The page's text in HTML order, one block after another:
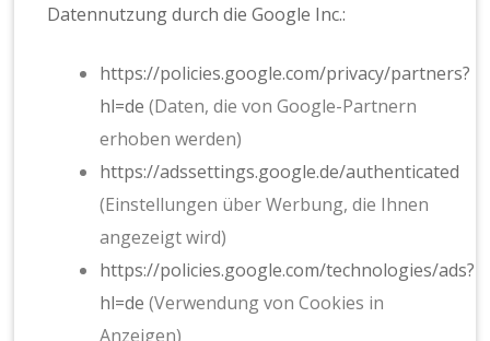
Datennutzung durch die Google Inc.:
https://policies.google.com/privacy/partners?
hl=de (Daten, die von Google-Partnern
erhoben werden)
https://adssettings.google.de/authenticated
(Einstellungen über Werbung, die Ihnen
angezeigt wird)
https://policies.google.com/technologies/ads?
hl=de (Verwendung von Cookies in
Anzeigen)